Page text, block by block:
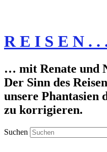
R E I S E N . .
… mit Renate und
Der Sinn des
unsere
zu korrigieren.
Suchen